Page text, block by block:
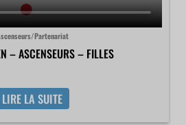
Partenariat
– ASCENSEURS – FILLES
LIRE LA SUITE